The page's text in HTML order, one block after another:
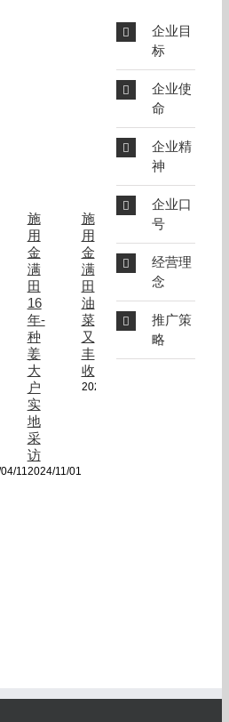
11
施
用
金
满
田
16
年-
种
姜
大
户
实
地
采
访
2024/11/01
施
用
金
满
田
油
菜
又
丰
收
2024/10/24
企业目
标
企业使
命
企业精
神
企业口
号
经营理
念
推广策
略